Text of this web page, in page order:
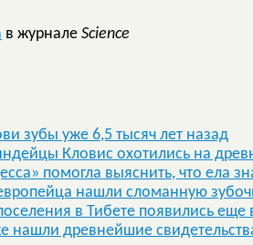
в журнале Science
зубы уже 6,5 тысяч лет назад
Кловис охотились на
помогла выяснить, что ела
нашли сломанную
в Тибете появились еще
древнейшие